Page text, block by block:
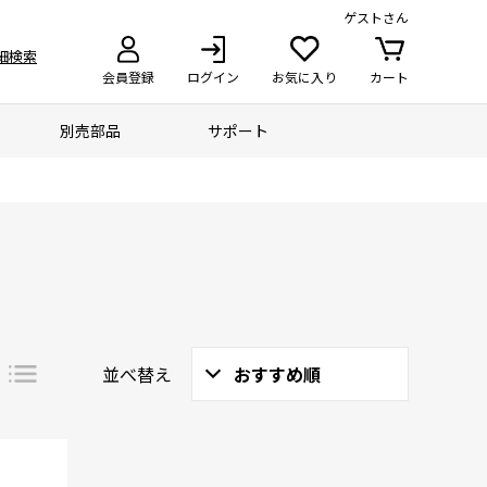
検索
会員登録 ログイン お気に入り カート
ゲストさん
別売部品 サポート
並べ替え おすすめ順